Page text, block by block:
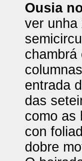
Ousia
ver unha
chambrá
entrada
das
como as
con
dobre